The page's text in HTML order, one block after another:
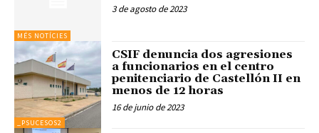
MÉS NOTÍCIES
3 de agosto de 2023
_PSUCESOS2
CSIF denuncia dos agresiones
a funcionarios en el centro
penitenciario de Castellón II en
menos de 12 horas
16 de junio de 2023